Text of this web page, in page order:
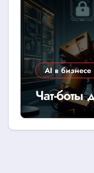
AI в бизнесе
Чат-боты